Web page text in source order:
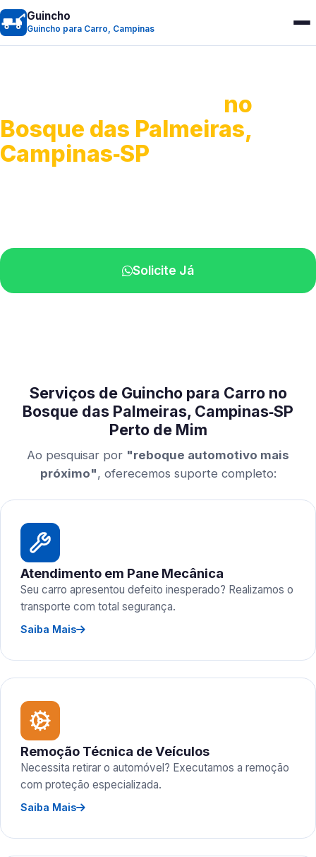
Guincho
Guincho para Carro, Campinas
no
Bosque das Palmeiras,
Campinas‑SP
Solicite Já
Serviços de Guincho para Carro no
Bosque das Palmeiras, Campinas‑SP
Perto de Mim
Ao pesquisar por "reboque automotivo mais
próximo", oferecemos suporte completo:
Atendimento em Pane Mecânica
Seu carro apresentou defeito inesperado? Realizamos o
transporte com total segurança.
Saiba Mais
Remoção Técnica de Veículos
Necessita retirar o automóvel? Executamos a remoção
com proteção especializada.
Saiba Mais